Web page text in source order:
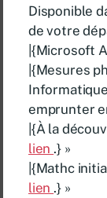
Disponible
de votre
|{Microsoft
|{Mesures
emprunter
|{À la
lien .} »
|{Mathc
lien .} »